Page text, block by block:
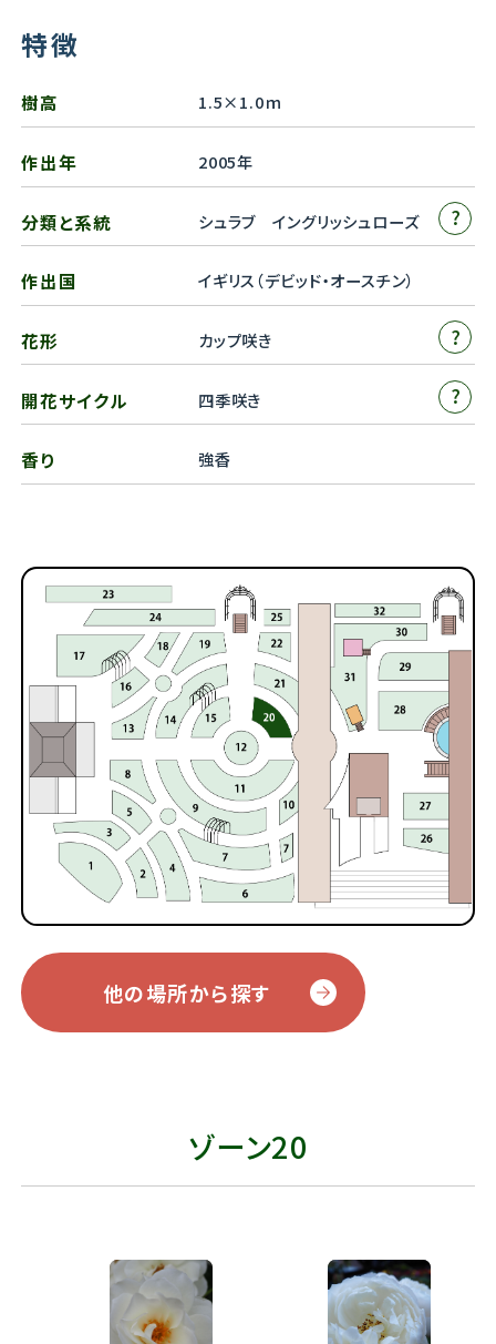
特徴
樹高 1.5×1.0ｍ
作出年 2005年
分類と系統 シュラブ イングリッシュローズ ?
作出国 イギリス（デビッド・オースチン）
花形 カップ咲き ?
開花サイクル 四季咲き ?
香り 強香
他の場所から探す
ゾーン20